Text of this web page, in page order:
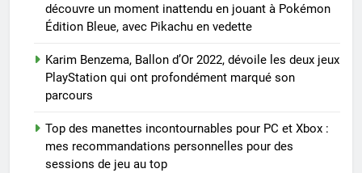
découvre un moment inattendu en jouant à Pokémon
Édition Bleue, avec Pikachu en vedette
Karim Benzema, Ballon d’Or 2022, dévoile les deux jeux
PlayStation qui ont profondément marqué son
parcours
Top des manettes incontournables pour PC et Xbox :
mes recommandations personnelles pour des
sessions de jeu au top